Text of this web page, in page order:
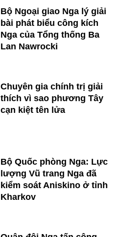
Bộ Ngoại giao Nga lý giải
bài phát biểu công kích
Nga của Tổng thống Ba
Lan Nawrocki
Chuyên gia chính trị giải
thích vì sao phương Tây
cạn kiệt tên lửa
Bộ Quốc phòng Nga: Lực
lượng Vũ trang Nga đã
kiểm soát Aniskino ở tỉnh
Kharkov